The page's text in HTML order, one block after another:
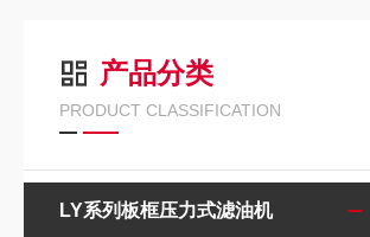
产品分类
PRODUCT CLASSIFICATION
LY系列板框压力式滤油机